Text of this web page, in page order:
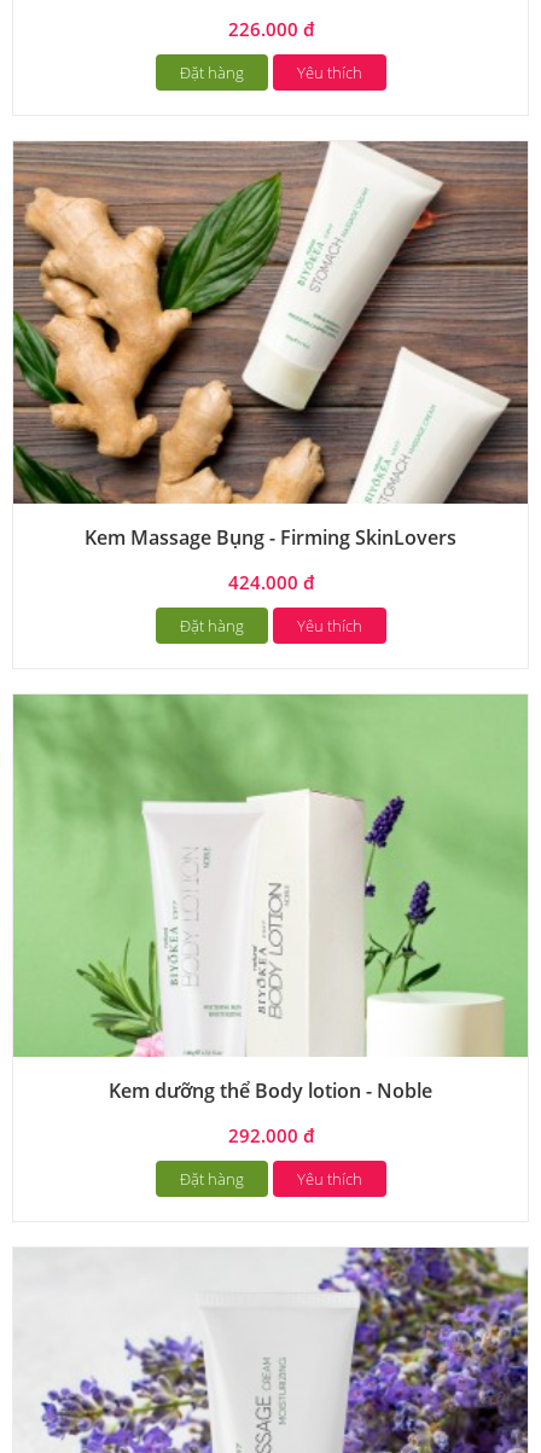
226.000 đ
Đặt hàng Yêu thích
Kem Massage Bụng - Firming SkinLovers
424.000 đ
Đặt hàng Yêu thích
Kem dưỡng thể Body lotion - Noble
292.000 đ
Đặt hàng Yêu thích